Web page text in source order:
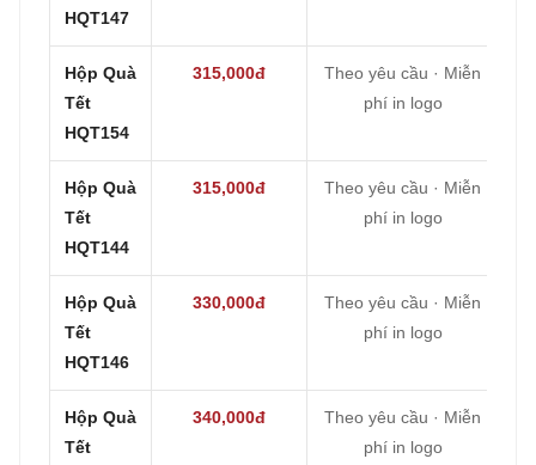
HQT147
Hộp Quà
Tết
HQT154
315,000đ
Theo yêu cầu · Miễn
phí in logo
Hộp Quà
Tết
HQT144
315,000đ
Theo yêu cầu · Miễn
phí in logo
Hộp Quà
Tết
HQT146
330,000đ
Theo yêu cầu · Miễn
phí in logo
Hộp Quà
Tết
340,000đ
Theo yêu cầu · Miễn
phí in logo